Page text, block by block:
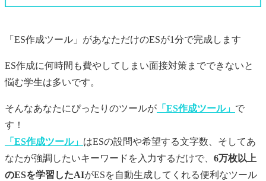
「ES作成ツール」があなただけのESが1分で完成します
ES作成に何時間も費やしてしまい面接対策までできないと
悩む学生は多いです。
そんなあなたにぴったりのツールが 「ES作成ツール」 で
す！
「ES作成ツール」 はESの設問や希望する文字数、そしてあ
なたが強調したいキーワードを入力するだけで、 6万枚以上
のESを学習したAIがESを自動生成してくれる便利なツール